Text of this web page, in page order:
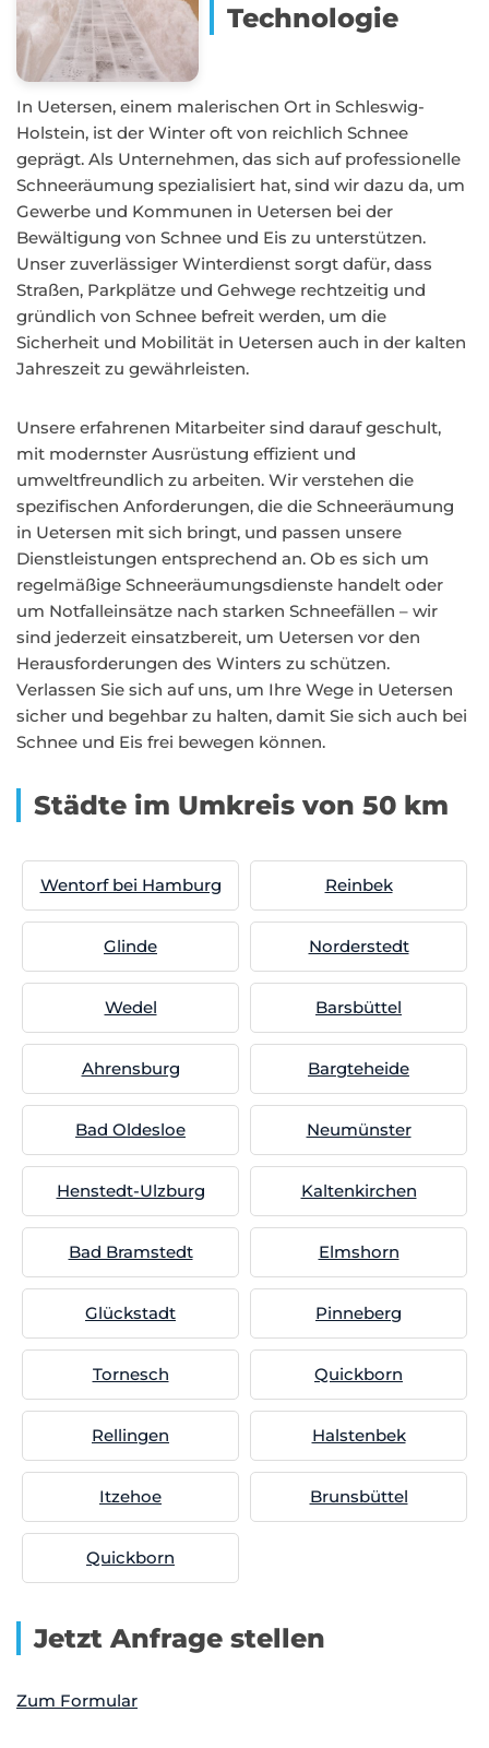
Technologie
In Uetersen, einem malerischen Ort in Schleswig-
Holstein, ist der Winter oft von reichlich Schnee
geprägt. Als Unternehmen, das sich auf professionelle
Schneeräumung spezialisiert hat, sind wir dazu da, um
Gewerbe und Kommunen in Uetersen bei der
Bewältigung von Schnee und Eis zu unterstützen.
Unser zuverlässiger Winterdienst sorgt dafür, dass
Straßen, Parkplätze und Gehwege rechtzeitig und
gründlich von Schnee befreit werden, um die
Sicherheit und Mobilität in Uetersen auch in der kalten
Jahreszeit zu gewährleisten.
Unsere erfahrenen Mitarbeiter sind darauf geschult,
mit modernster Ausrüstung effizient und
umweltfreundlich zu arbeiten. Wir verstehen die
spezifischen Anforderungen, die die Schneeräumung
in Uetersen mit sich bringt, und passen unsere
Dienstleistungen entsprechend an. Ob es sich um
regelmäßige Schneeräumungsdienste handelt oder
um Notfalleinsätze nach starken Schneefällen – wir
sind jederzeit einsatzbereit, um Uetersen vor den
Herausforderungen des Winters zu schützen.
Verlassen Sie sich auf uns, um Ihre Wege in Uetersen
sicher und begehbar zu halten, damit Sie sich auch bei
Schnee und Eis frei bewegen können.
Städte im Umkreis von 50 km
Wentorf bei Hamburg Reinbek
Glinde Norderstedt
Wedel Barsbüttel
Ahrensburg Bargteheide
Bad Oldesloe Neumünster
Henstedt-Ulzburg Kaltenkirchen
Bad Bramstedt Elmshorn
Glückstadt Pinneberg
Tornesch Quickborn
Rellingen Halstenbek
Itzehoe Brunsbüttel
Quickborn
Jetzt Anfrage stellen
Zum Formular